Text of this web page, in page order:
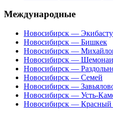
Международные
Новосибирск —
Новосибирск — Бишкек
Новосибирск —
Новосибирск —
Новосибирск —
Новосибирск — Семей
Новосибирск —
Новосибирск — Усть-
Новосибирск —